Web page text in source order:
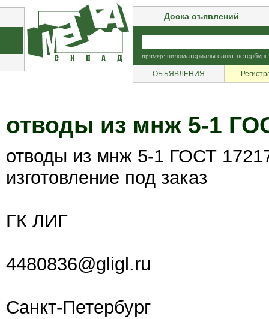
Доска оъявлений
пример: пиломатериалы санкт-петербург
ОБЪЯВЛЕНИЯ
отводы из мнж 5-1
отводы из мнж 5-1 ГОСТ
изготовление под заказ
ГК ЛИГ
4480836@gligl.ru
Санкт-Петербург